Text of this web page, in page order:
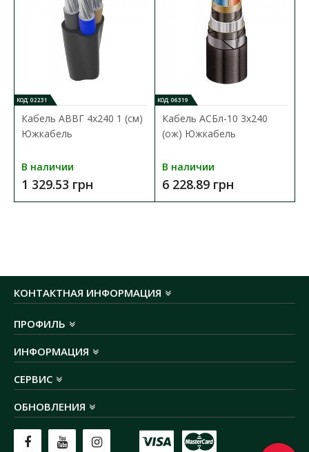
КОД: 02231
Кабель АВВГ 4х240 1 (см)
Южкабель
В наличии
1 329.53 грн
КОД: 06319
Кабель АCБл-10 3х240
(ож) Южкабель
В наличии
6 228.89 грн
КОНТАКТНАЯ ИНФОРМАЦИЯ
ПРОФИЛЬ
ИНФОРМАЦИЯ
СЕРВИС
ОБНОВЛЕНИЯ